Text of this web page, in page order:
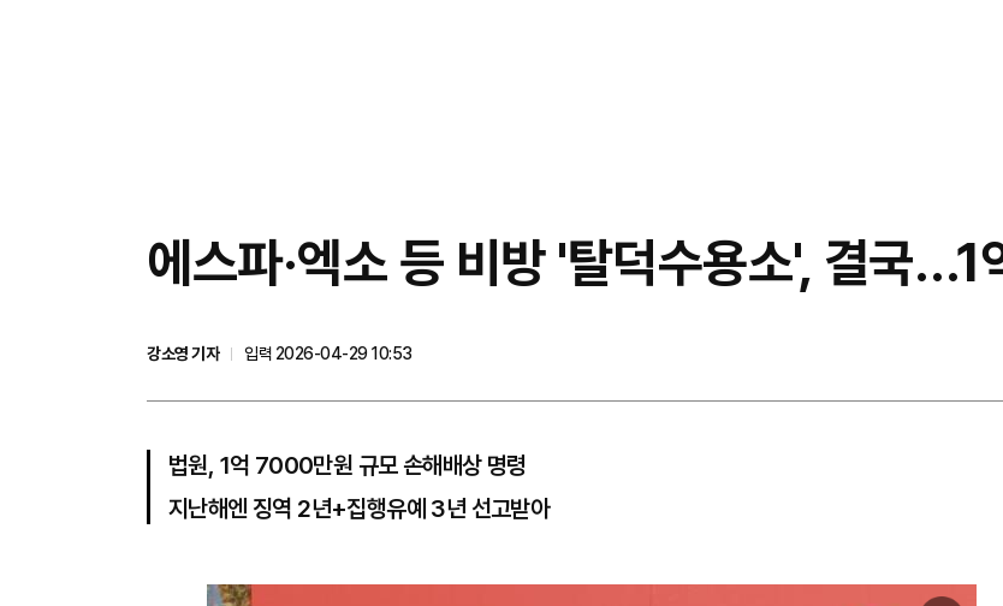
에스파·엑소 등 비방 '탈덕수용소', 결국…1
강소영 기자
입력 2026-04-29 10:53
법원, 1억 7000만원 규모 손해배상 명령
지난해엔 징역 2년+집행유예 3년 선고받아